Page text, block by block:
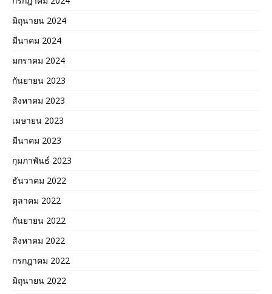
มิถุนายน 2024
มีนาคม 2024
มกราคม 2024
กันยายน 2023
สิงหาคม 2023
เมษายน 2023
มีนาคม 2023
กุมภาพันธ์ 2023
ธันวาคม 2022
ตุลาคม 2022
กันยายน 2022
สิงหาคม 2022
กรกฎาคม 2022
มิถุนายน 2022